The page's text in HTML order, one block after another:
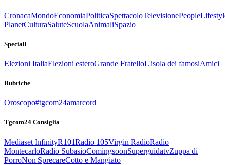
CronacaMondoEconomiaPoliticaSpettacoloTelevisionePeople
PlanetCulturaSaluteScuolaAnimaliSpazio
Speciali
Elezioni ItaliaElezioni esteroGrande FratelloL'isola dei famosiAmici
Rubriche
Oroscopo#tgcom24amarcord
Tgcom24 Consiglia
Mediaset InfinityR101Radio 105Virgin RadioRadio
MontecarloRadio SubasioComingsoonSuperguidatvZuppa di
PorroNon SprecareCotto e Mangiato